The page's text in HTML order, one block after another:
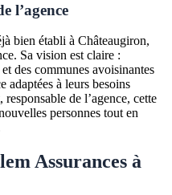
l’agence
bien établi à Châteaugiron,
Sa vision est claire :
des communes avoisinantes
adaptées à leurs besoins
, responsable de l’agence, cette
personnes tout en
Assurances à